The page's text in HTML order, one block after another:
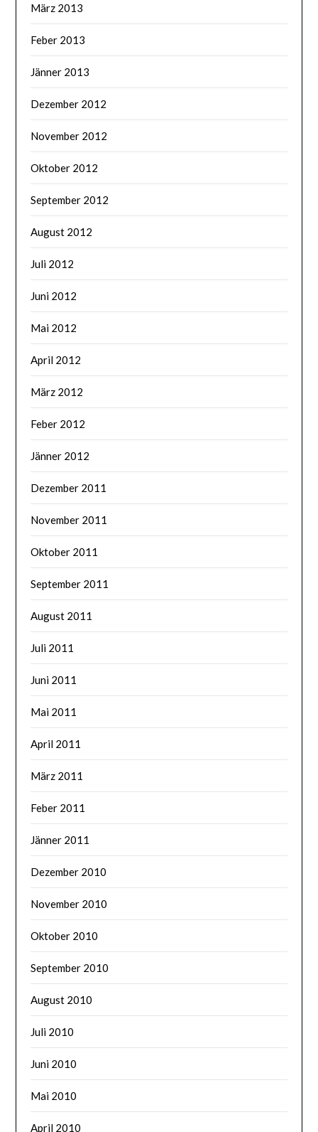
März 2013
Feber 2013
Jänner 2013
Dezember 2012
November 2012
Oktober 2012
September 2012
August 2012
Juli 2012
Juni 2012
Mai 2012
April 2012
März 2012
Feber 2012
Jänner 2012
Dezember 2011
November 2011
Oktober 2011
September 2011
August 2011
Juli 2011
Juni 2011
Mai 2011
April 2011
März 2011
Feber 2011
Jänner 2011
Dezember 2010
November 2010
Oktober 2010
September 2010
August 2010
Juli 2010
Juni 2010
Mai 2010
April 2010